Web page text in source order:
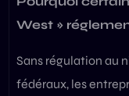
West »
Sans régulation au
fédéraux, les